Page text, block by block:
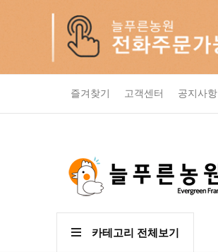
즐겨찾기 고객센터 공지사항
카테고리 전체보기